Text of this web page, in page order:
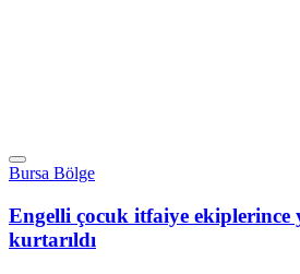
Bursa Bölge
Engelli çocuk itfaiye ekiplerince
kurtarıldı